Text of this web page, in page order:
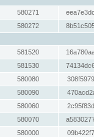
580271
580272
581520
581530
580080
580090
580060
580070
580000